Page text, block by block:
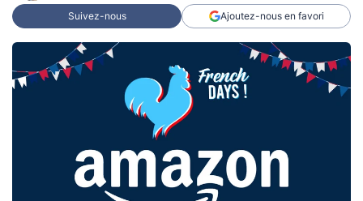
Suivez-nous Ajoutez-nous en favori